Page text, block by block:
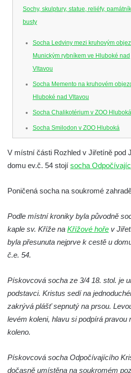
Sochy, skulptury, statue, reliéfy,
busty
Socha Ledviny mezi kruhovým
Munickým rybníkem ve Hluboké nad
Vltavou
Socha Memento na kruhovém
Hluboké nad Vltavou
Socha Chalikotérium v ZOO Hluboká
Socha Smilodon v ZOO Hluboká
Socha Koroun bezzubý v ZOO
Socha Medvěd jeskynní v ZOO
Socha Mamut srstnatý v ZOO
Socha Matka příroda v ZOO Hluboká
Socha Lišky v ZOO Hluboká
Socha Kudlanka v ZOO Hluboká
Socha Orlice v ZOO Hluboká
V místní části Rozhled v Jiřetíně pod
domu ev.č. 54 stojí socha
Poničená socha na soukromé
Podle místní kroniky byla původně
kaple sv. Kříže na Křížové hoře v
byla přesunuta nejprve k cestě u
č.e. 54.
Pískovcová socha ze 3/4 18. stol. je
podstavci. Kristus sedí na
zakrývá plášť sepnutý na prsou.
levém koleni, hlavu si podpírá pravou
koleno.
Pískovcová socha Odpočívajícího
dočasně umístěna na soukromém